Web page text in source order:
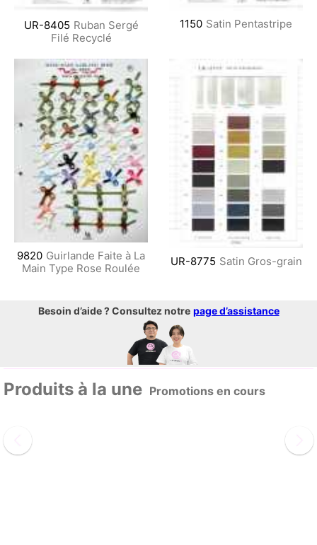
UR-8405 Ruban Sergé
Filé Recyclé
1150 Satin Pentastripe
9820 Guirlande Faite à La
Main Type Rose Roulée
UR-8775 Satin Gros-grain
Besoin d’aide ? Consultez notre page d’assistance
Produits à la une Promotions en cours